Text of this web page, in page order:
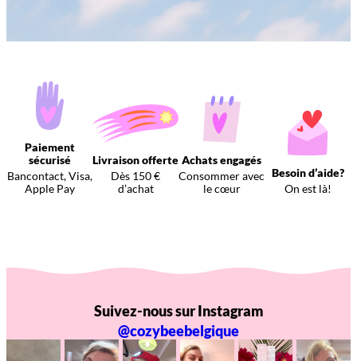
Paiement
sécurisé
Bancontact, Visa,
Apple Pay
Livraison offerte
Dès 150 €
d’achat
Achats engagés
Consommer avec
le cœur
Besoin d’aide?
On est là!
Suivez-nous sur Instagram
@cozybeebelgique